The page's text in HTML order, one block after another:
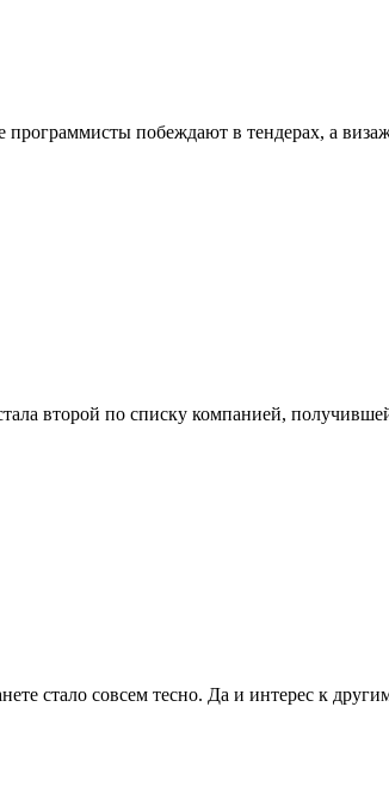
побеждают в тендерах, а
второй по списку компанией,
стало совсем тесно. Да и интерес к